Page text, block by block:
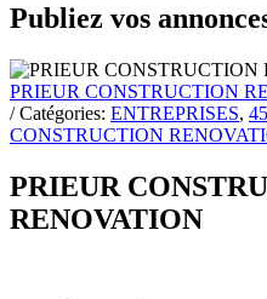
Publiez vos
PRIEUR CONSTRUCTION
/ Catégories: ENTREPRISES, 45
CONSTRUCTION
PRIEUR
RENOVATION